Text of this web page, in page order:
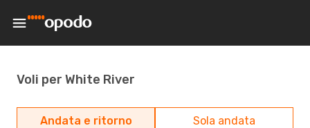
Voli per White River
Andata e ritorno Sola andata